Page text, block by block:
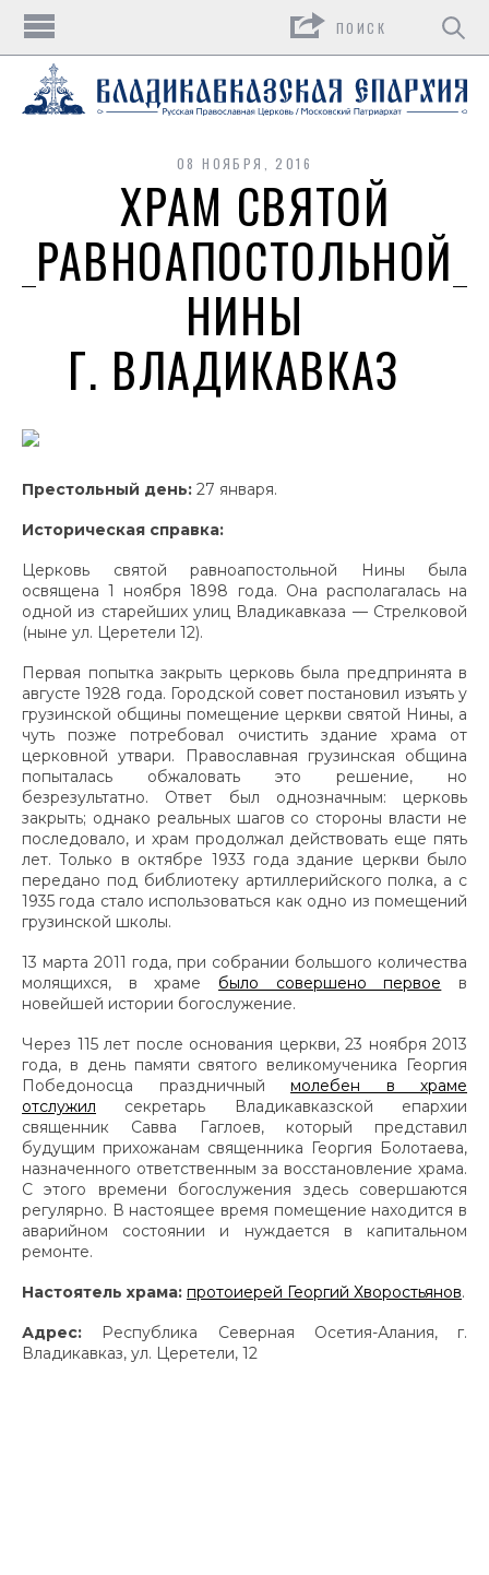
08 НОЯБРЯ, 2016
ХРАМ СВЯТОЙ
РАВНОАПОСТОЛЬНОЙ
НИНЫ
Г. ВЛАДИКАВКАЗ
Престольный день: 27 января.
Историческая справка:
Церковь святой равноапостольной Нины была
освящена 1 ноября 1898 года. Она располагалась на
одной из старейших улиц Владикавказа — Стрелковой
(ныне ул. Церетели 12).
Первая попытка закрыть церковь была предпринята в
августе 1928 года. Городской совет постановил изъять у
грузинской общины помещение церкви святой Нины, а
чуть позже потребовал очистить здание храма от
церковной утвари. Православная грузинская община
попыталась обжаловать это решение, но
безрезультатно. Ответ был однозначным: церковь
закрыть; однако реальных шагов со стороны власти не
последовало, и храм продолжал действовать еще пять
лет. Только в октябре 1933 года здание церкви было
передано под библиотеку артиллерийского полка, а с
1935 года стало использоваться как одно из помещений
грузинской школы.
13 марта 2011 года, при собрании большого количества
молящихся, в храме было совершено первое в
новейшей истории богослужение.
Через 115 лет после основания церкви, 23 ноября 2013
года, в день памяти святого великомученика Георгия
Победоносца праздничный молебен в храме
отслужил секретарь Владикавказской епархии
священник Савва Гаглоев, который представил
будущим прихожанам священника Георгия Болотаева,
назначенного ответственным за восстановление храма.
С этого времени богослужения здесь совершаются
регулярно. В настоящее время помещение находится в
аварийном состоянии и нуждается в капитальном
ремонте.
Настоятель храма: протоиерей Георгий Хворостьянов.
Адрес: Республика Северная Осетия-Алания, г.
Владикавказ, ул. Церетели, 12